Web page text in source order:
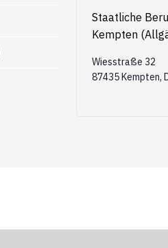
Staatliche
Kempten
Wiesstraße 32
87435 Kempten,